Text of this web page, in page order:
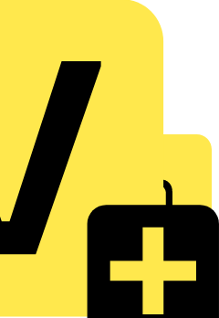
Zugang zu Branchennews,
und Tools – alles auf einer